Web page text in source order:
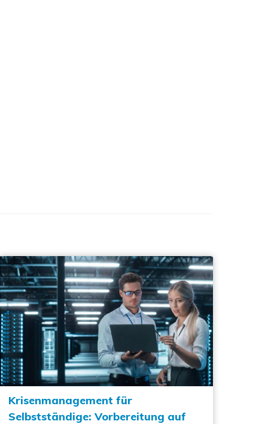
Krisenmanagement für
Selbstständige: Vorbereitung auf